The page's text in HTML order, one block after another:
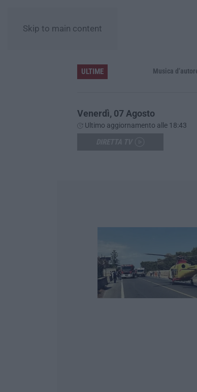
Skip to main content
ULTIME Musica d’autore e
Venerdì, 07 Agosto
Ultimo aggiornamento alle 18:43